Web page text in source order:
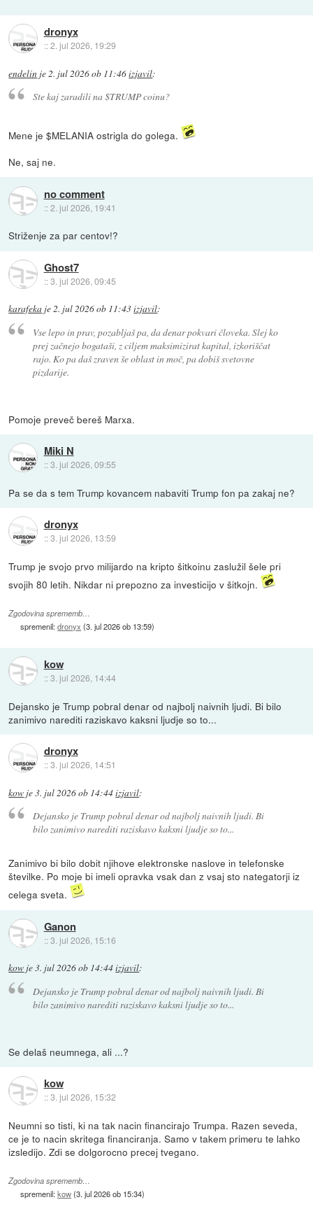
dronyx
::2. jul 2026, 19:29
endelin je2. jul 2026 ob 11:46izjavil:
Ste kaj zaradili na $TRUMP coinu?
Mene je $MELANIA ostrigla do golega.
Ne, saj ne.
no comment
::2. jul 2026, 19:41
Striženje za par centov!?
Ghost7
::3. jul 2026, 09:45
karafeka je2. jul 2026 ob 11:43izjavil:
Vse lepo in prav, pozabljaš pa, da denar pokvari človeka. Slej ko
prej začnejo bogataši, z ciljem maksimizirat kapital, izkoriščat
rajo. Ko pa daš zraven še oblast in moč, pa dobiš svetovne
pizdarije.
Pomoje preveč bereš Marxa.
Miki N
::3. jul 2026, 09:55
Pa se da s tem Trump kovancem nabaviti Trump fon pa zakaj ne?
dronyx
::3. jul 2026, 13:59
Trump je svojo prvo milijardo na kripto šitkoinu zaslužil šele pri
svojih 80 letih. Nikdar ni prepozno za investicijo v šitkojn.
Zgodovina sprememb…
spremenil:dronyx (3. jul 2026 ob 13:59)
kow
::3. jul 2026, 14:44
Dejansko je Trump pobral denar od najbolj naivnih ljudi. Bi bilo
zanimivo narediti raziskavo kaksni ljudje so to...
dronyx
::3. jul 2026, 14:51
kow je3. jul 2026 ob 14:44izjavil:
Dejansko je Trump pobral denar od najbolj naivnih ljudi. Bi
bilo zanimivo narediti raziskavo kaksni ljudje so to...
Zanimivo bi bilo dobit njihove elektronske naslove in telefonske
številke. Po moje bi imeli opravka vsak dan z vsaj sto nategatorji iz
celega sveta.
Ganon
::3. jul 2026, 15:16
kow je3. jul 2026 ob 14:44izjavil:
Dejansko je Trump pobral denar od najbolj naivnih ljudi. Bi
bilo zanimivo narediti raziskavo kaksni ljudje so to...
Se delaš neumnega, ali ...?
kow
::3. jul 2026, 15:32
Neumni so tisti, ki na tak nacin financirajo Trumpa. Razen seveda,
ce je to nacin skritega financiranja. Samo v takem primeru te lahko
izsledijo. Zdi se dolgorocno precej tvegano.
Zgodovina sprememb…
spremenil:kow(3. jul 2026 ob 15:34)